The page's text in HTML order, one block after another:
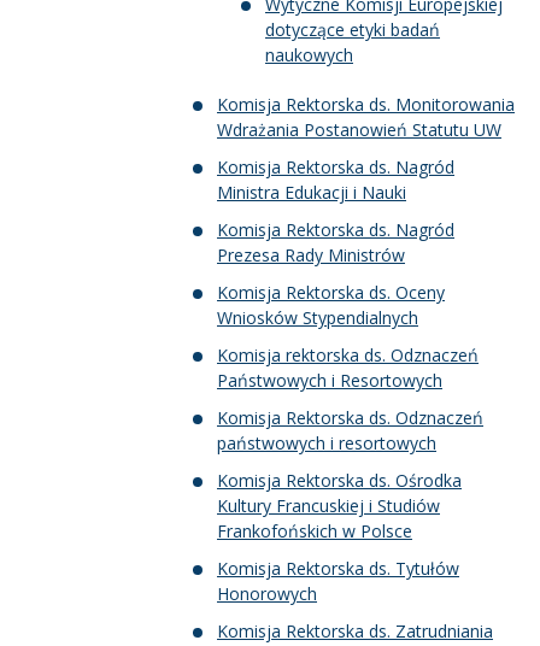
dotyczące etyki badań
naukowych
Komisja Rektorska ds. Monitorowania
Wdrażania Postanowień Statutu UW
Komisja Rektorska ds. Nagród
Ministra Edukacji i Nauki
Komisja Rektorska ds. Nagród
Prezesa Rady Ministrów
Komisja Rektorska ds. Oceny
Wniosków Stypendialnych
Komisja rektorska ds. Odznaczeń
Państwowych i Resortowych
Komisja Rektorska ds. Odznaczeń
państwowych i resortowych
Komisja Rektorska ds. Ośrodka
Kultury Francuskiej i Studiów
Frankofońskich w Polsce
Komisja Rektorska ds. Tytułów
Honorowych
Komisja Rektorska ds. Zatrudniania